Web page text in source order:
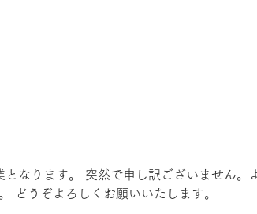
なります。 突然で申し訳ございません。
どうぞよろしくお願いいたします。